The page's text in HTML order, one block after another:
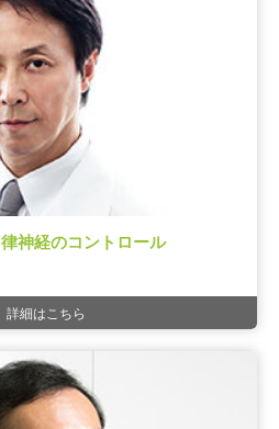
神経のコントロール
詳細はこちら